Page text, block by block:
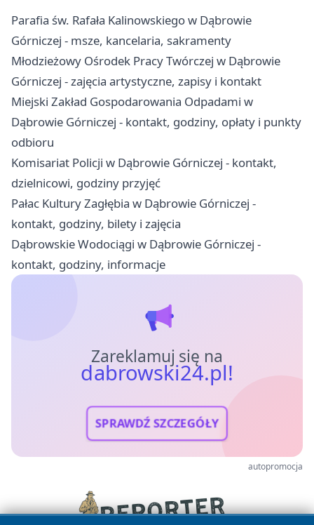
Parafia św. Rafała Kalinowskiego w Dąbrowie
Górniczej - msze, kancelaria, sakramenty
Młodzieżowy Ośrodek Pracy Twórczej w Dąbrowie
Górniczej - zajęcia artystyczne, zapisy i kontakt
Miejski Zakład Gospodarowania Odpadami w
Dąbrowie Górniczej - kontakt, godziny, opłaty i punkty
odbioru
Komisariat Policji w Dąbrowie Górniczej - kontakt,
dzielnicowi, godziny przyjęć
Pałac Kultury Zagłębia w Dąbrowie Górniczej -
kontakt, godziny, bilety i zajęcia
Dąbrowskie Wodociągi w Dąbrowie Górniczej -
kontakt, godziny, informacje
Zareklamuj się na
dabrowski24.pl!
SPRAWDŹ SZCZEGÓŁY
autopromocja